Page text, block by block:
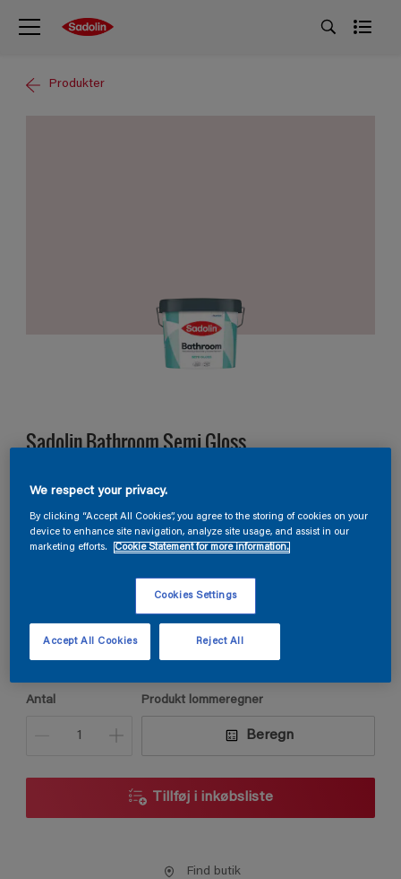
Produkter
Sadolin Bathroom Semi Gloss
VÅDRUMSMALING Til væg og loft i vådrum
A0.03.82
2,5L
Antal Produkt lommeregner
Beregn
Tillføj i inkøbsliste
Find butik
We respect your privacy.
By clicking “Accept All Cookies”, you agree to the storing of cookies on your
device to enhance site navigation, analyze site usage, and assist in our
marketing efforts.
Cookie Statement for more information.
Cookies Settings
Reject All
Accept All Cookies